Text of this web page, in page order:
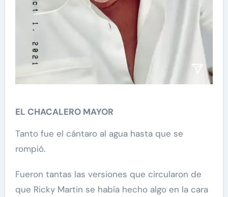
EL CHACALERO MAYOR
Tanto fue el cántaro al agua hasta que se
rompió.
Fueron tantas las versiones que circularon de
que Ricky Martin se había hecho algo en la cara